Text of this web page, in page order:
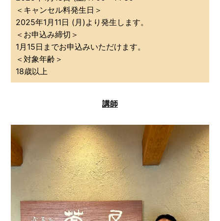
＜キャンセル料発生日＞
2025年1月11日 (月)より発生します。
＜お申込み締切＞
1月15日までお申込みいただけます。
＜対象年齢＞
18歳以上
講師